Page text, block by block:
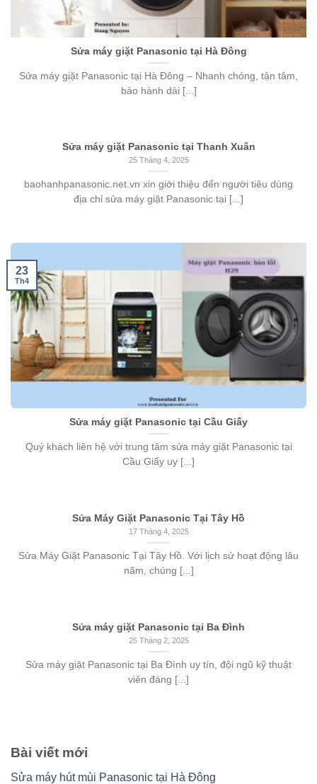
Sửa máy giặt Panasonic tại Hà Đông
Sửa máy giặt Panasonic tại Hà Đông – Nhanh chóng, tận tâm,
bảo hành dài [...]
Sửa máy giặt Panasonic tại Thanh Xuân
25 Tháng 4, 2025
baohanhpanasonic.net.vn xin giới thiệu đến người tiêu dùng
địa chỉ sửa máy giặt Panasonic tại [...]
Sửa máy giặt Panasonic tại Cầu Giấy
Quý khách liên hệ với trung tâm sửa máy giặt Panasonic tại
Cầu Giấy uy [...]
23
Th4
Sửa Máy Giặt Panasonic Tại Tây Hồ
17 Tháng 4, 2025
Sửa Máy Giặt Panasonic Tại Tây Hồ. Với lịch sử hoạt động lâu
năm, chúng [...]
Sửa máy giặt Panasonic tại Ba Đình
25 Tháng 2, 2025
Sửa máy giặt Panasonic tại Ba Đình uy tín, đội ngũ kỹ thuật
viên đáng [...]
Bài viết mới
Sửa máy hút mùi Panasonic tại Hà Đông